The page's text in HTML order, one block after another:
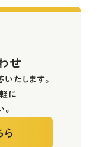
せ
たします。
に
ら